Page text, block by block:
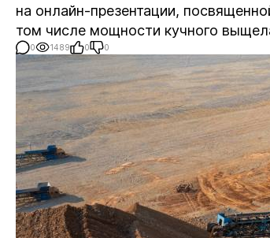
на онлайн-презентации,
том числе мощности кучного
0 1489 0 0